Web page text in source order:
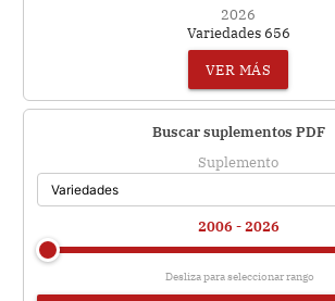
2026
Variedades 656
VER MÁS
Buscar suplementos PDF
Suplemento
2006 - 2026
Desliza para seleccionar rango